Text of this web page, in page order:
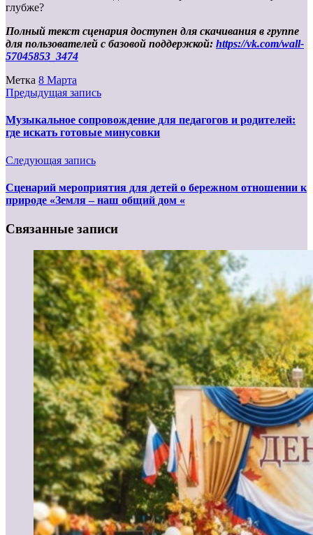
глубже?
Полный текст сценария доступен для скачивания в группе
для пользователей с базовой поддержкой: https://vk.com/wall-
57045853_3474
Метка 8 Марта
Предыдущая запись
Музыкальное сопровождение для педагогов и родителей:
где искать готовые минусовки
Следующая запись
Сценарий мероприятия для детей о бережном отношении к
природе «Земля – наш общий дом «
Связанные записи